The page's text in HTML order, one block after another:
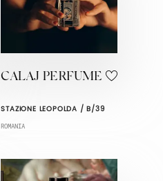
CALAJ PERFUME
STAZIONE LEOPOLDA / B/39
ROMANIA